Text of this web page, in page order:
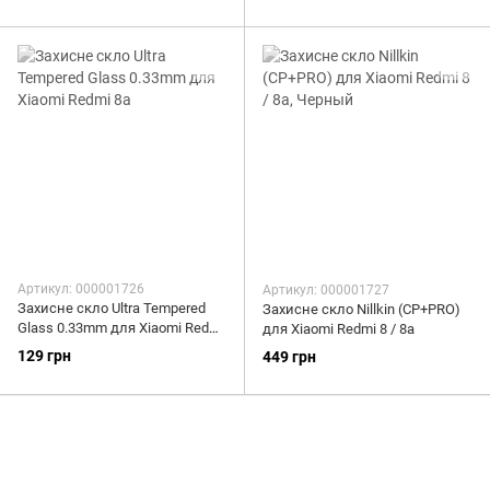
Артикул: 000001726
Захисне скло Ultra Tempered
Glass 0.33mm для Xiaomi Redmi
8а
129 грн
Артикул: 000001727
Захисне скло Nillkin (CP+PRO)
для Xiaomi Redmi 8 / 8a
449 грн